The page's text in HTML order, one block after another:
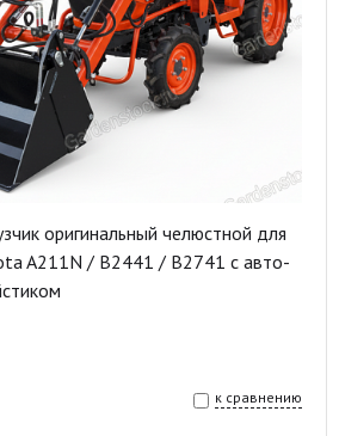
оригинальный челюстной для
A211N / B2441 / B2741 с авто-
к сравнению